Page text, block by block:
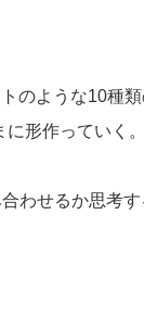
のような10種
形作っていく
わせるか思考